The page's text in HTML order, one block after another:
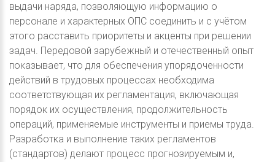
выдачи наряда, позволяющую информацию о
персонале и характерных ОПС соединить и с учётом
этого расставить приоритеты и акценты при решении
задач. Передовой зарубежный и отечественный опыт
показывает, что для обеспечения упорядоченности
действий в трудовых процессах необходима
соответствующая их регламентация, включающая
порядок их осуществления, продолжительность
операций, применяемые инструменты и приемы труда.
Разработка и выполнение таких регламентов
(стандартов) делают процесс прогнозируемым и,